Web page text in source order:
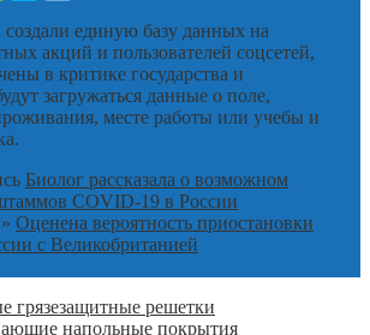
единую базу данных на
акций и пользователей соцсетей,
в критике государства и
загружаться данные о поле,
месте работы или учебы и
Биолог рассказала о возможном
COVID-19 в России
Оценена вероятность приостановки
с Великобританией
грязезащитные решетки
напольные покрытия